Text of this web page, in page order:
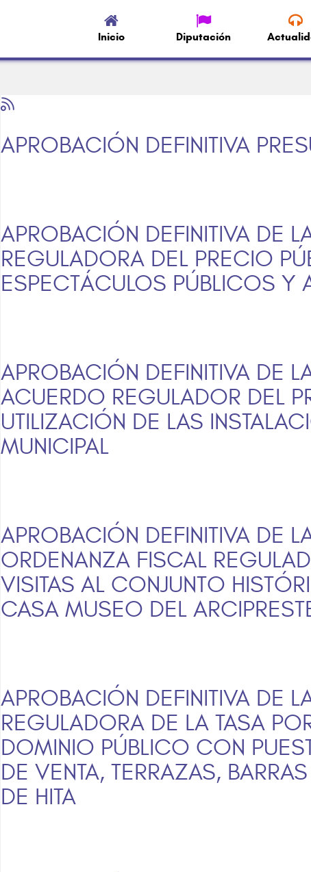
Inicio Diputación
APROBACIÓN DEFINITIVA
APROBACIÓN DEFINITIVA DE
REGULADORA DEL PRECIO
ESPECTÁCULOS PÚBLICOS Y
APROBACIÓN DEFINITIVA DE
ACUERDO REGULADOR DEL
UTILIZACIÓN DE LAS
MUNICIPAL
APROBACIÓN DEFINITIVA DE
ORDENANZA FISCAL
VISITAS AL CONJUNTO
CASA MUSEO DEL
APROBACIÓN DEFINITIVA DE
REGULADORA DE LA TASA
DOMINIO PÚBLICO CON
DE VENTA, TERRAZAS,
DE HITA